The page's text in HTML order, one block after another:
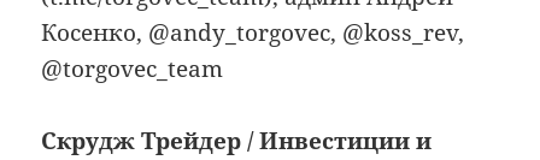
Косенко, @andy_torgovec, @koss_rev,
@torgovec_team
Скрудж Трейдер / Инвестиции и